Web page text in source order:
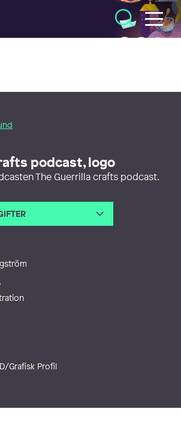
podcast, logo
The Guerrilla crafts podcast.
Grafisk Profil